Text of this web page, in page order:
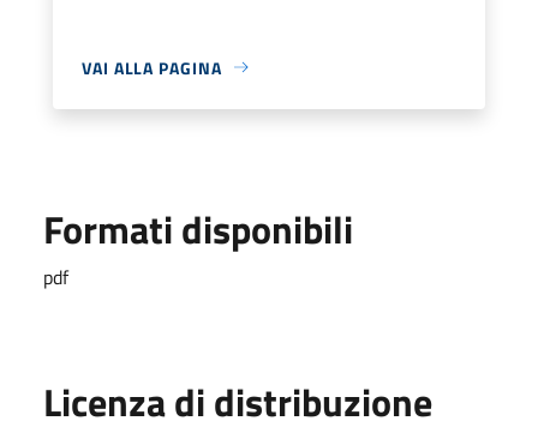
VAI ALLA PAGINA
Formati disponibili
pdf
Licenza di distribuzione